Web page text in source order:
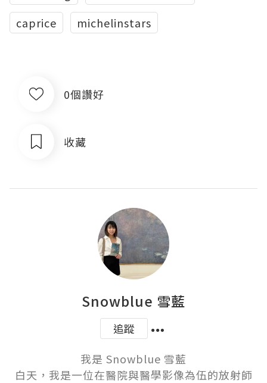
caprice
michelinstars
0個讚好
收藏
Snowblue 雪藍
追蹤
我是 Snowblue 雪藍
白天，我是一位在醫院與醫學影像為伍的放射師